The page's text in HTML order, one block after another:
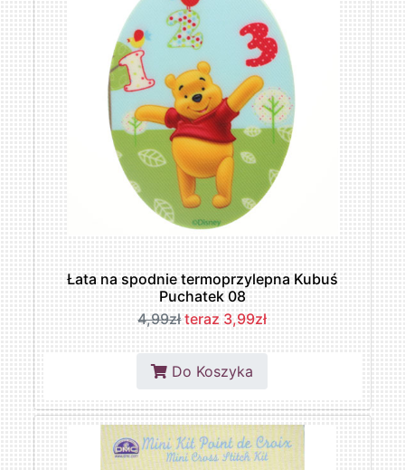
Łata na spodnie termoprzylepna Kubuś
Puchatek 08
4,99zł teraz 3,99zł
Do Koszyka